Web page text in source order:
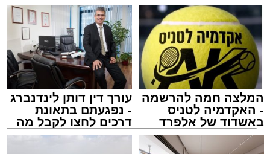
המלצה חמה להרשמה
- האקדמיה לטניס
באשדוד של אלפרד
קריאולנסקי - לילדים
עורך דין דותן לינדנברג
- נפגעתם בתאונת
דרכים לחצו לקבל מה
שמגיע לכם